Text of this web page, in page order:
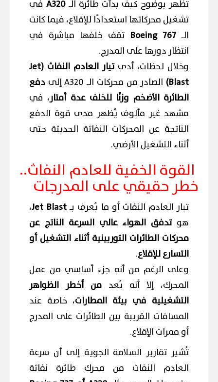
تُظهر بوضوح كيف بدأت طائرة الـ A320 في
تشغيل محركاتها استعدادًا للإقلاع، فيما كانت
الـ Boeing 767 تقف خلفها مباشرة في
انتظار دورها على المدرج.
وخلال لحظات، أدى
تيار العادم النفاث (Jet
Blast) الصادر من محركات الـ A320 إلى
دفع
الطائرة الأضخم وزنًا للخلف عدة أمتار، في
مشهد غير مألوف يُظهر مدى قوة الدفع
الناتجة عن المحركات النفاثة الحديثة حتى
أثناء التشغيل الأرضي.
القوة الخفية للعادم النفاث..
خطر حقيقي على المدرجات
تيار العادم النفاث أو ما يُعرف بـ Jet Blast،
هوتدفق الهواء عالي السرعة الناتج عن
محركات الطائرات التوربينية أثناء التشغيل أو
التسارع للإقلاع.
وعلى الرغم من أنه جزء أساسي من عمل
المحرك، إلا أنه يُعد من أخطر الظواهر
التشغيلية في بيئة المطارات، خاصة عند
المسافات القريبة بين الطائرات على المدرج
أو ممرات الإقلاع.
تُشير تقارير السلامة الجوية إلى أن سرعة
العادم النفاث من محرك طائرة نفاثة